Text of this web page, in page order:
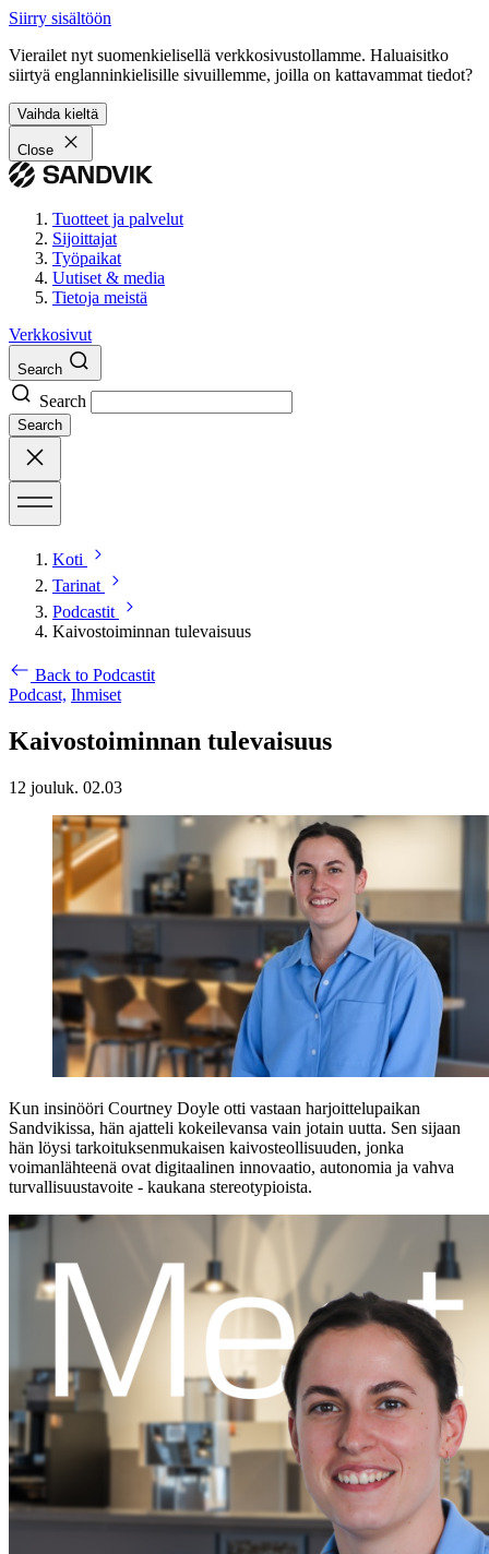
Siirry sisältöön
Vierailet nyt suomenkielisellä verkkosivustollamme. Haluaisitko
siirtyä englanninkielisille sivuillemme, joilla on kattavammat tiedot?
Vaihda kieltä
Close
Tuotteet ja palvelut
Sijoittajat
Työpaikat
Uutiset & media
Tietoja meistä
Verkkosivut
Search
Search
Search
Koti
Tarinat
Podcastit
Kaivostoiminnan tulevaisuus
Back to Podcastit
Podcast, Ihmiset
Kaivostoiminnan tulevaisuus
12 jouluk. 02.03
Kun insinööri Courtney Doyle otti vastaan harjoittelupaikan
Sandvikissa, hän ajatteli kokeilevansa vain jotain uutta. Sen sijaan
hän löysi tarkoituksenmukaisen kaivosteollisuuden, jonka
voimanlähteenä ovat digitaalinen innovaatio, autonomia ja vahva
turvallisuustavoite - kaukana stereotypioista.